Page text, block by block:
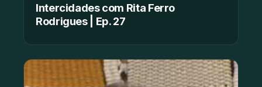
Intercidades com Rita Ferro
Rodrigues | Ep. 27